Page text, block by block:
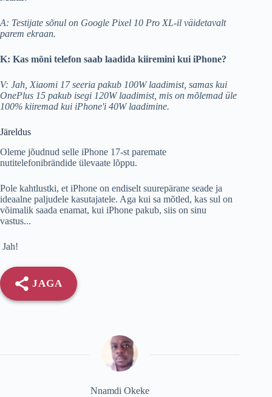
A: Testijate sõnul on Google Pixel 10 Pro XL-il väidetavalt
parem ekraan.
K: Kas mõni telefon saab laadida kiiremini kui iPhone?
V: Jah, Xiaomi 17 seeria pakub 100W laadimist, samas kui
OnePlus 15 pakub isegi 120W laadimist, mis on mõlemad üle
100% kiiremad kui iPhone'i 40W laadimine.
Järeldus
Oleme jõudnud selle iPhone 17-st paremate
nutitelefonibrändide ülevaate lõppu.
Pole kahtlustki, et iPhone on endiselt suurepärane seade ja
ideaalne paljudele kasutajatele. Aga kui sa mõtled, kas sul on
võimalik saada enamat, kui iPhone pakub, siis on sinu
vastus...
Jah!
JAGA
Nnamdi Okeke